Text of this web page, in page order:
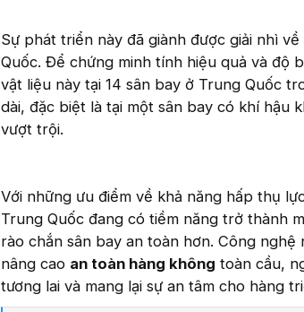
Sự phát triển này đã giành được giải nhì
Quốc. Để chứng minh tính hiệu quả và độ
vật liệu này tại 14 sân bay ở Trung Quốc
dài, đặc biệt là tại một sân bay có khí hậu
vượt trội.
Với những ưu điểm về khả năng hấp thụ
Trung Quốc đang có tiềm năng trở thành
rào chắn sân bay an toàn hơn. Công
nâng cao an toàn hàng không toàn cầu,
tương lai và mang lại sự an tâm cho hàng